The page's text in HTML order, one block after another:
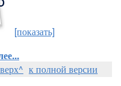
[показать]
к полной версии